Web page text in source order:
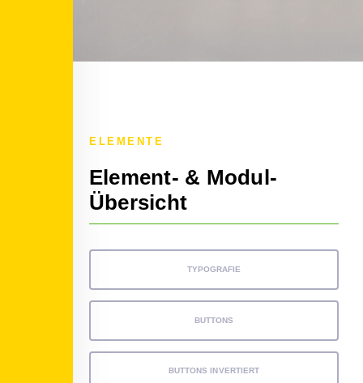
ELEMENTE
Element- & Modul-
Übersicht
TYPOGRAFIE
BUTTONS
BUTTONS INVERTIERT